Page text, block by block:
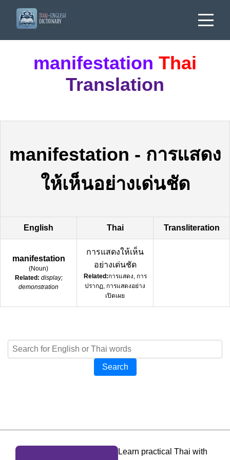
manifestation Thai
Translation
manifestation - การแสดง
ให้เห็นอย่างเด่นชัด
English Thai Transliteration
manifestation
(Noun)
Related: display;
demonstration
การแสดงให้เห็น
อย่างเด่นชัด
Related:การแสดง, การ
ปรากฏ, การแสดงอย่าง
เปิดเผย
Search
Learn practical Thai with